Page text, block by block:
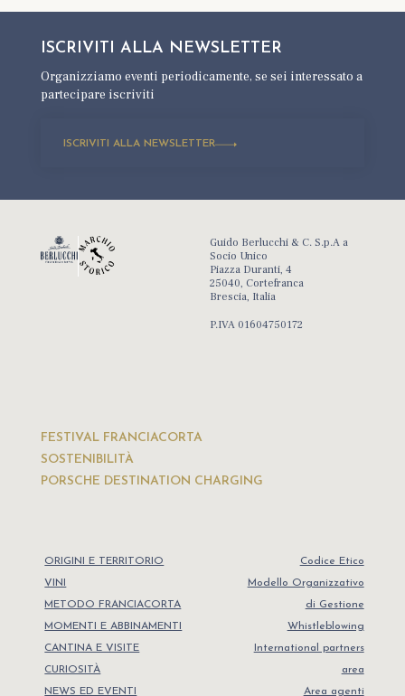
ISCRIVITI ALLA NEWSLETTER
Organizziamo eventi periodicamente,se sei interessato a
partecipare iscriviti
ISCRIVITI ALLA NEWSLETTER
Guido Berlucchi & C. S.p.A a
Socio Unico
Piazza Duranti, 4
25040, Cortefranca
Brescia, Italia
P.IVA 01604750172
FESTIVAL FRANCIACORTA
SOSTENIBILITÀ
PORSCHE DESTINATION CHARGING
ORIGINI E TERRITORIO
VINI
METODO FRANCIACORTA
MOMENTI E ABBINAMENTI
CANTINA E VISITE
CURIOSITÀ
NEWS ED EVENTI
Codice Etico
Modello Organizzativo
di Gestione
Whistleblowing
International partners
area
Area agenti